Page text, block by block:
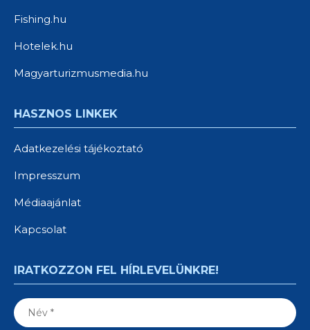
Fishing.hu
Hotelek.hu
Magyarturizmusmedia.hu
HASZNOS LINKEK
Adatkezelési tájékoztató
Impresszum
Médiaajánlat
Kapcsolat
IRATKOZZON FEL HÍRLEVELÜNKRE!